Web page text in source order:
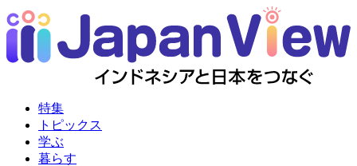
特集
トピックス
学ぶ
暮らす